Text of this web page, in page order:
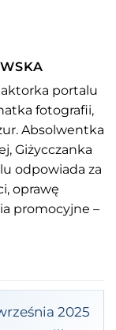
portalu
fotografii,
Absolwentka
Giżycczanka
odpowiada za
oprawę
promocyjne –
2025